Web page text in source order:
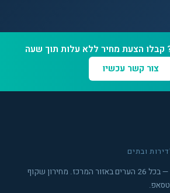
קבלו הצעת מחיר ללא עלות תוך שעה
צור קשר עכשיו
ובתים
שירות אמין וצוות מנוסה — בכל 26 הערים באזור המרכז. מחירון שקוף